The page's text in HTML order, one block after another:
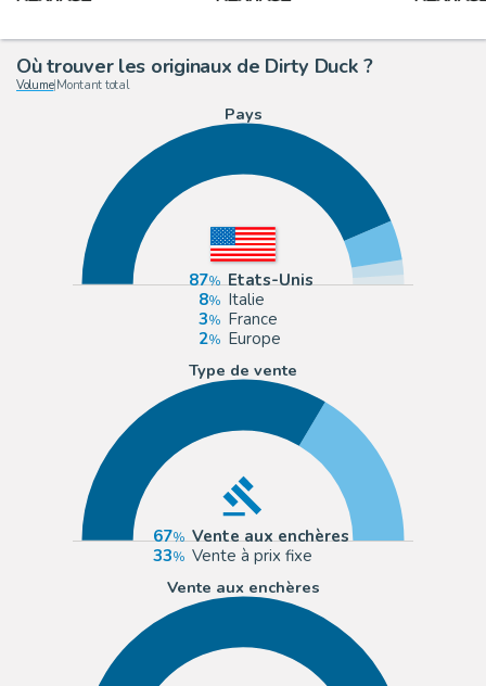
Où trouver les originaux de Dirty Duck ?
Volume| Montant total
Pays
87
Etats-Unis
8
Italie
3
France
2
Europe
Type de vente
67
Vente aux enchères
33
Vente à prix fixe
Vente aux enchères